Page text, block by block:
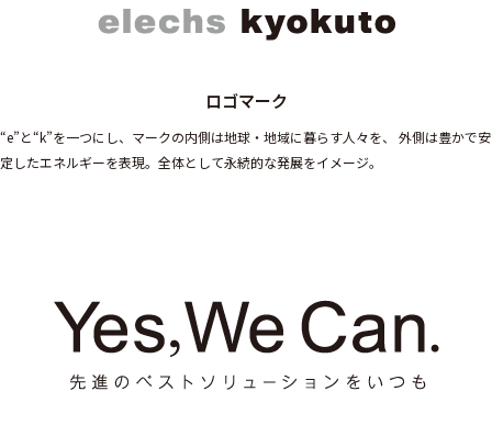
ロゴマーク
“e”と“k”を一つにし、マークの内側は地球・地域に暮らす人々を、
外側は豊かで安
定したエネルギーを表現。全体として永続的な発展をイメージ。